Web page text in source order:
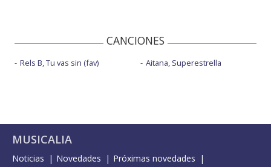
CANCIONES
Rels B, Tu vas sin (fav) Aitana, Superestrella
MUSICALIA
Noticias Novedades
Próximas novedades